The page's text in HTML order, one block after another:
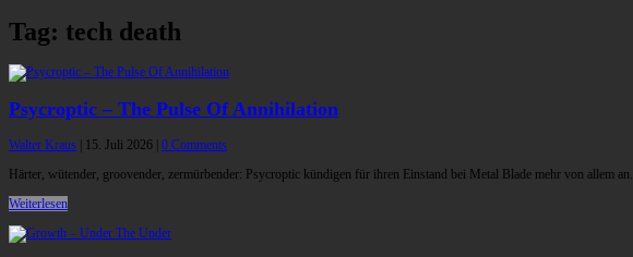
Tag: tech death
Psycroptic – The Pulse Of Annihilation
Walter Kraus 15. Juli 2026 0 Comments
Härter, wütender, groovender, zermürbender: Psycroptic kündigen für ihren Einstand bei Metal Blade mehr von allem an.
Weiterlesen